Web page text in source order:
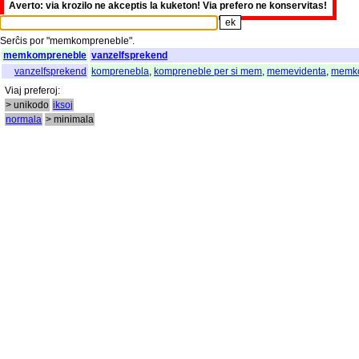
Averto: via krozilo ne akceptis la kuketon! Via prefero ne konservitas!
Serĉis por "memkompreneble".
memkompreneble vanzelfsprekend
vanzelfsprekend komprenebla kompreneble per si mem memevidenta
Viaj preferoj:
> unikodo iksoj
normala > minimala